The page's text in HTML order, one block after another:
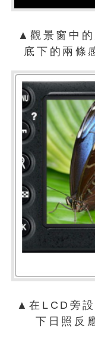
▲觀景窗中
底下的兩條
▲在LCD旁設
下日照反